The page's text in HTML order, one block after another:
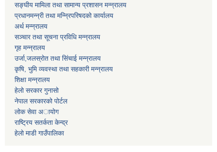
सङ्घीय मामिला तथा सामान्य प्रशासन मन्न्रालय
प्रधानमन्न्री तथा मन्न्रिपरिषदको कार्यालय
अर्थ मन्न्रालय
सञ्चार तथा सूचना प्रविधि मन्न्रालय
गृह मन्न्रालय
उर्जा,जलस्रोत तथा सिंचाई मन्न्रालय
कृषि, भुमि व्यवस्था तथा सहकारी मन्न्रालय
शिक्षा मन्न्रालय
हेलो सरकार गुनासो
नेपाल सरकारको पोर्टल
लोक सेवा अायोग
राष्ट्रिय सतर्कता केन्द्र
हेलो माडी गाउँपालिका